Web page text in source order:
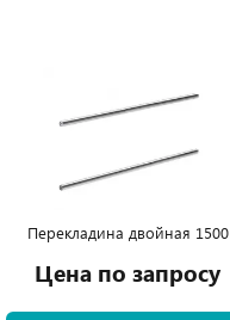
Перекладина двойная 1500
Цена по запросу